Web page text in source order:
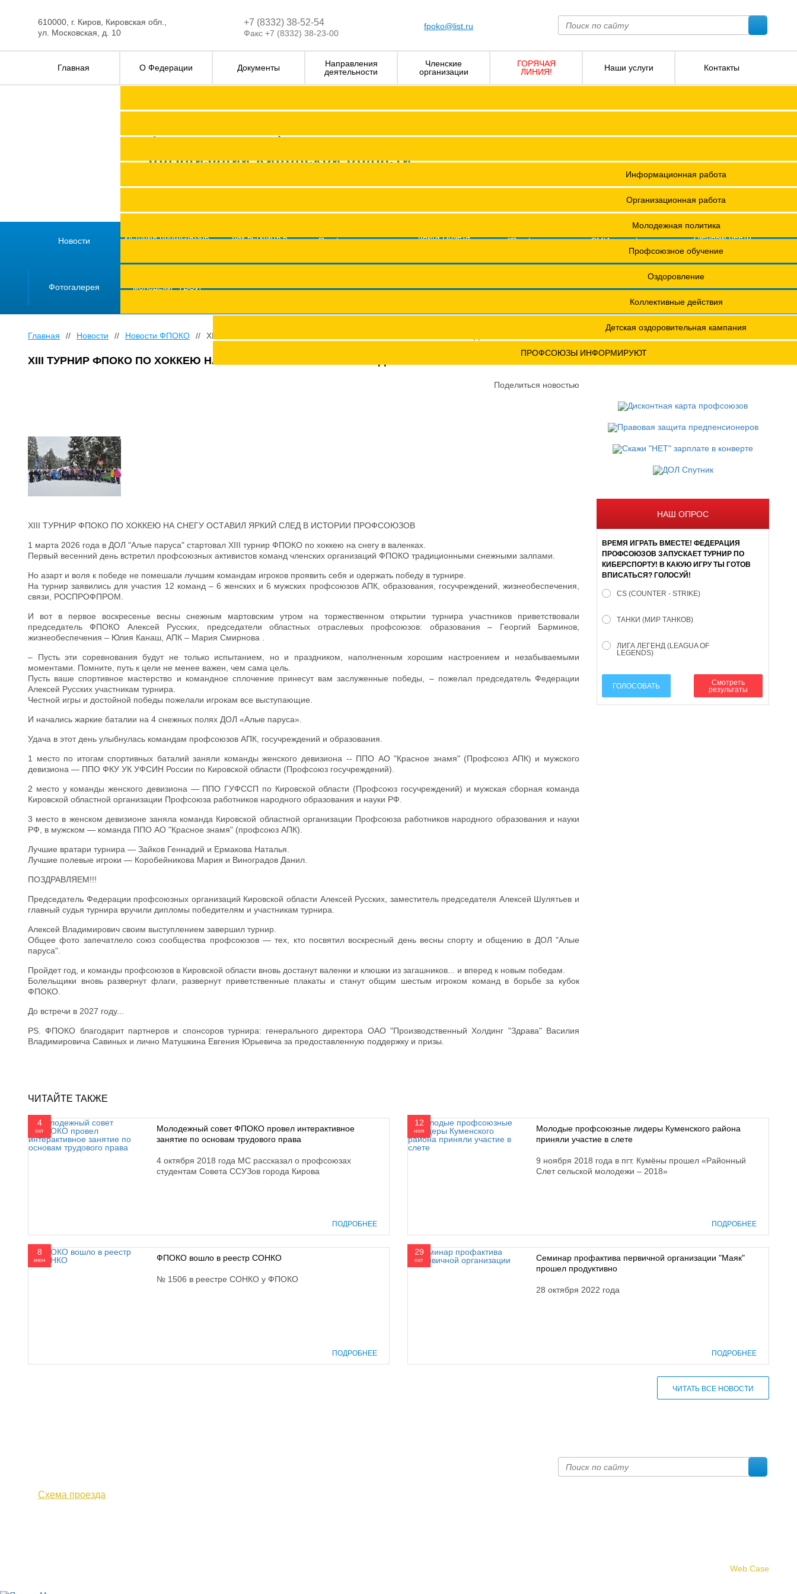
610000, г. Киров, Кировская обл.,
ул. Московская, д. 10
+7 (8332) 38-52-54
Факс +7 (8332) 38-23-00
fpoko@list.ru
Главная О Федерации Документы
Решения Советов Федерации
Постановления президиумов
Сводные данные о результатах проведения специальной оценки условий труда (СОУТ)
Научно-практическая конференция МОТ- ФНПР
ПРОФСОЮЗЫ ИНФОРМИРУЮТ
Направления
деятельности
Информационная работа
Организационная работа
Молодежная политика
Профсоюзное обучение
Оздоровление
Коллективные действия
Детская оздоровительная кампания
Членские
организации
ГОРЯЧАЯ
ЛИНИЯ!
Наши услуги Контакты
Федерация профсоюзных
организаций Кировской области
Новости
История профсоюзов
Как вступить в
Профсоюз помог
Книга Почета
"Профсоюзная
СМИ о профсоюзах
Учебный центр
Фотогалерея
молодежи "ТВОЙ
Главная // Новости // Новости ФПОКО // ХIII ТУРНИР ФПОКО ПО ХОККЕЮ НА СНЕГУ ОСТАВИЛ ЯРКИЙ СЛЕД В ИСТОРИИ ПРОФСОЮЗОВ
ХIII ТУРНИР ФПОКО ПО ХОККЕЮ НА СНЕГУ ОСТАВИЛ ЯРКИЙ СЛЕД В ИСТОРИИ ПРОФСОЮЗОВ
Поделиться новостью
ХIII ТУРНИР ФПОКО ПО ХОККЕЮ НА СНЕГУ ОСТАВИЛ ЯРКИЙ СЛЕД В ИСТОРИИ ПРОФСОЮЗОВ
1 марта 2026 года в ДОЛ "Алые паруса" стартовал XIII турнир ФПОКО по хоккею на снегу в валенках.
Первый весенний день встретил профсоюзных активистов команд членских организаций ФПОКО традиционными снежными залпами.
Но азарт и воля к победе не помешали лучшим командам игроков проявить себя и одержать победу в турнире.
На турнир заявились для участия 12 команд – 6 женских и 6 мужских профсоюзов АПК, образования, госучреждений, жизнеобеспечения,
связи, РОСПРОФПРОМ.
И вот в первое воскресенье весны снежным мартовским утром на торжественном открытии турнира участников приветствовали
председатель ФПОКО Алексей Русских, председатели областных отраслевых профсоюзов: образования – Георгий Барминов,
жизнеобеспечения – Юлия Канаш, АПК – Мария Смирнова .
– Пусть эти соревнования будут не только испытанием, но и праздником, наполненным хорошим настроением и незабываемыми
моментами. Помните, путь к цели не менее важен, чем сама цель.
Пусть ваше спортивное мастерство и командное сплочение принесут вам заслуженные победы, – пожелал председатель Федерации
Алексей Русских участникам турнира.
Честной игры и достойной победы пожелали игрокам все выступающие.
И начались жаркие баталии на 4 снежных полях ДОЛ «Алые паруса».
Удача в этот день улыбнулась командам профсоюзов АПК, госучреждений и образования.
1 место по итогам спортивных баталий заняли команды женского девизиона ‐- ППО АО "Красное знамя" (Профсоюз АПК) и мужского
девизиона — ППО ФКУ УК УФСИН России по Кировской области (Профсоюз госучреждений).
2 место у команды женского девизиона — ППО ГУФССП по Кировской области (Профсоюз госучреждений) и мужская сборная команда
Кировской областной организации Профсоюза работников народного образования и науки РФ.
3 место в женском девизионе заняла команда Кировской областной организации Профсоюза работников народного образования и науки
РФ, в мужском — команда ППО АО "Красное знамя" (профсоюз АПК).
Лучшие вратари турнира — Зайков Геннадий и Ермакова Наталья.
Лучшие полевые игроки — Коробейникова Мария и Виноградов Данил.
ПОЗДРАВЛЯЕМ!!!
Председатель Федерации профсоюзных организаций Кировской области Алексей Русских, заместитель председателя Алексей Шулятьев и
главный судья турнира вручили дипломы победителям и участникам турнира.
Алексей Владимирович своим выступлением завершил турнир.
Общее фото запечатлело союз сообщества профсоюзов — тех, кто посвятил воскресный день весны спорту и общению в ДОЛ "Алые
паруса".
Пройдет год, и команды профсоюзов в Кировской области вновь достанут валенки и клюшки из загашников... и вперед к новым победам.
Болельщики вновь развернут флаги, развернут приветственные плакаты и станут общим шестым игроком команд в борьбе за кубок
ФПОКО.
До встречи в 2027 году...
PS. ФПОКО благодарит партнеров и спонсоров турнира: генерального директора ОАО "Производственный Холдинг "Здрава" Василия
Владимировича Савиных и лично Матушкина Евгения Юрьевича за предоставленную поддержку и призы.
НАШ ОПРОС
ВРЕМЯ ИГРАТЬ ВМЕСТЕ! ФЕДЕРАЦИЯ
ПРОФСОЮЗОВ ЗАПУСКАЕТ ТУРНИР ПО
КИБЕРСПОРТУ! В КАКУЮ ИГРУ ТЫ ГОТОВ
ВПИСАТЬСЯ? ГОЛОСУЙ!
CS (COUNTER - STRIKE)
ТАНКИ (МИР ТАНКОВ)
ЛИГА ЛЕГЕНД (LEAGUA OF
LEGENDS)
ГОЛОСОВАТЬ
Смотреть
результаты
ЧИТАЙТЕ ТАКЖЕ
4
окт
Молодежный совет ФПОКО провел интерактивное
занятие по основам трудового права
4 октября 2018 года МС рассказал о профсоюзах
студентам Совета ССУЗов города Кирова
ПОДРОБНЕЕ
12
ноя
Молодые профсоюзные лидеры Куменского района
приняли участие в слете
9 ноября 2018 года в пгт. Кумёны прошел «Районный
Слет сельской молодежи – 2018»
ПОДРОБНЕЕ
8
июн ФПОКО вошло в реестр СОНКО
№ 1506 в реестре СОНКО у ФПОКО
ПОДРОБНЕЕ
29
окт
Семинар профактива первичной организации "Маяк"
прошел продуктивно
28 октября 2022 года
ПОДРОБНЕЕ
ЧИТАТЬ ВСЕ НОВОСТИ
Схема проезда
Web Case